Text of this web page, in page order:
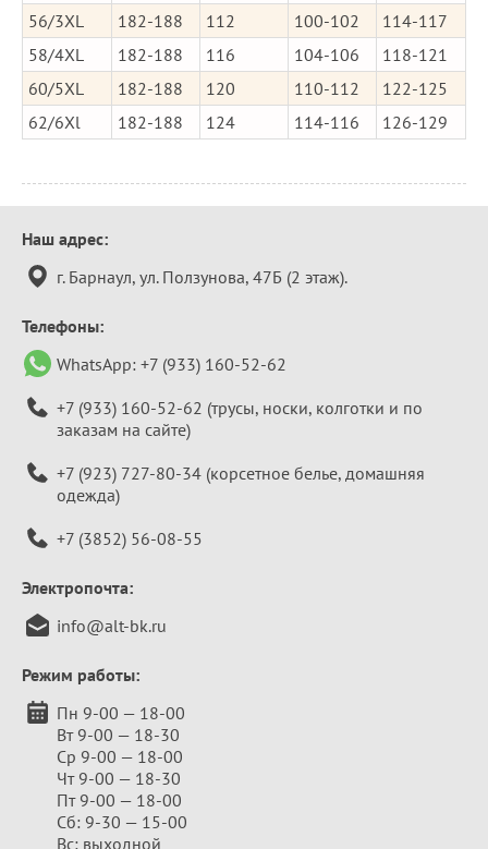
56/3XL
182-188 112 100-102
114-117
58/4XL
182-188 116 104-106
118-121
60/5XL
182-188 120 110-112
122-125
62/6Xl
182-188 124 114-116 126-129
Контактная
информация
Наш адрес:
г. Барнаул, ул. Ползунова, 47Б (2 этаж).
Телефоны:
WhatsApp: +7 (933) 160-52-62
+7 (933) 160-52-62 (трусы, носки, колготки и по
заказам на сайте)
+7 (923) 727-80-34 (корсетное белье, домашняя
одежда)
+7 (3852) 56-08-55
Электропочта:
info@alt-bk.ru
Режим работы:
Пн 9-00 — 18-00
Вт 9-00 — 18-30
Ср 9-00 — 18-00
Чт 9-00 — 18-30
Пт 9-00 — 18-00
Сб: 9-30 — 15-00
Вс: выходной